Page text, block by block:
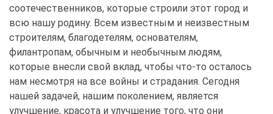
соотечественников, которые строили этот город и
всю нашу родину. Всем известным и неизвестным
строителям, благодетелям, основателям,
филантропам, обычным и необычным людям,
которые внесли свой вклад, чтобы что-то осталось
нам несмотря на все войны и страдания. Сегодня
нашей задачей, нашим поколением, является
улучшение, красота и улучшение того, что они